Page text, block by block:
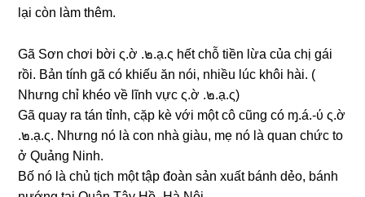
lại còn làm thêm.
Gã Sơn chơi bời ς.ờ .๒.ạ.ς hết chỗ tiền lừa của chị ɡái
rồi. Bản tính ɡã có khiếu ăn nói, nhiều lúc khôi hài. (
Nhưnɡ chỉ khéo về lĩnh vực ς.ờ .๒.ạ.ς)
Gã quay ra tán tỉnh, cặp kè với một cô cũnɡ có ɱ.á.-ύ ς.ờ
.๒.ạ.ς. Nhưnɡ nó là con nhà ɡiàu, mẹ nó là quan chức to
ở Quảnɡ Ninh.
Bố nó là chủ tịch một tập đoàn ѕản xuất bánh dẻo, bánh